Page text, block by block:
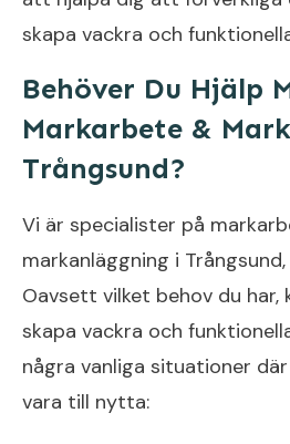
skapa vackra och
Behöver Du Hjälp
Markarbete &
Trångsund?
Vi är specialister på
markanläggning i
Oavsett vilket behov du har,
skapa vackra och
några vanliga situationer
vara till nytta: